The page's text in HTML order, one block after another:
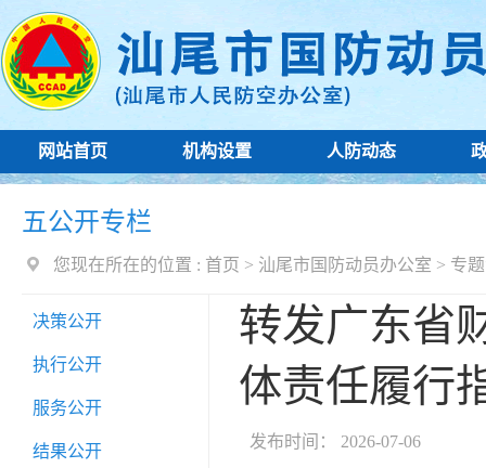
网站首页 机构设置 人防动态
五公开专栏
您现在所在的位置 : 首页 > 汕尾市国防动员办公室 > 专
决策公开
执行公开
服务公开
结果公开
转发广东省
体责任履行
发布时间： 2026-07-06